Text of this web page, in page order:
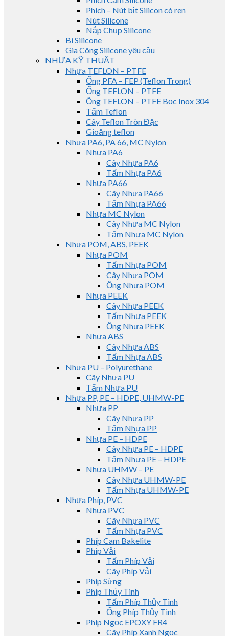
Phích – Nút bịt Silicon có ren
Nút Silicone
Nắp Chụp Silicone
Bi Silicone
Gia Công Silicone yêu cầu
NHỰA KỸ THUẬT
Nhựa TEFLON – PTFE
Ống PFA – FEP (Teflon Trong)
Ống TEFLON – PTFE
Ống TEFLON – PTFE Bọc Inox 304
Tấm Teflon
Cây Teflon Tròn Đặc
Gioăng teflon
Nhựa PA6, PA 66, MC Nylon
Nhựa PA6
Cây Nhựa PA6
Tấm Nhựa PA6
Nhựa PA66
Cây Nhựa PA66
Tấm Nhựa PA66
Nhựa MC Nylon
Cây Nhựa MC Nylon
Tấm Nhựa MC Nylon
Nhựa POM, ABS, PEEK
Nhựa POM
Tấm Nhựa POM
Cây Nhựa POM
Ống Nhựa POM
Nhựa PEEK
Cây Nhựa PEEK
Tấm Nhựa PEEK
Ống Nhựa PEEK
Nhựa ABS
Cây Nhựa ABS
Tấm Nhựa ABS
Nhựa PU – Polyurethane
Cây Nhựa PU
Tấm Nhựa PU
Nhựa PP, PE – HDPE, UHMW-PE
Nhựa PP
Cây Nhựa PP
Tấm Nhựa PP
Nhựa PE – HDPE
Cây Nhựa PE – HDPE
Tấm Nhựa PE – HDPE
Nhựa UHMW – PE
Cây Nhựa UHMW-PE
Tấm Nhựa UHMW-PE
Nhựa Phíp, PVC
Nhựa PVC
Cây Nhựa PVC
Tấm Nhựa PVC
Phíp Cam Bakelite
Phip Vải
Tấm Phíp Vải
Cây Phíp Vải
Phíp Sừng
Phíp Thủy Tinh
Tấm Phíp Thủy Tinh
Ống Phíp Thủy Tinh
Phíp Ngọc EPOXY FR4
Cây Phíp Xanh Ngọc